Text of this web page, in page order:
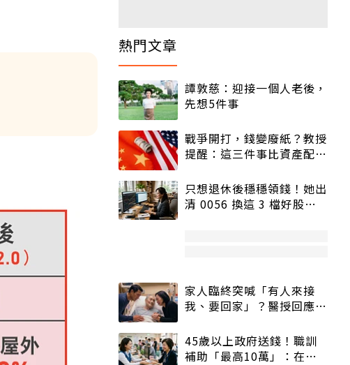
熱門文章
譚敦慈：迎接一個人老後，
先想5件事
戰爭開打，錢變廢紙？教授
提醒：這三件事比資產配置
只想退休後穩穩領錢！她出
清 0056 換這 3 檔好股：
家人臨終突喊「有人來接
我、要回家」？醫授回應方
45歲以上政府送錢！職訓
補助「最高10萬」：在